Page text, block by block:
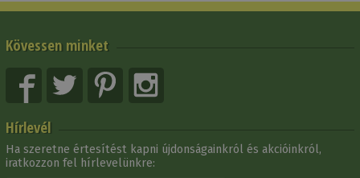
Kövessen minket
Hírlevél
Ha szeretne értesítést kapni újdonságainkról és akcióinkról,
iratkozzon fel hírlevelünkre: